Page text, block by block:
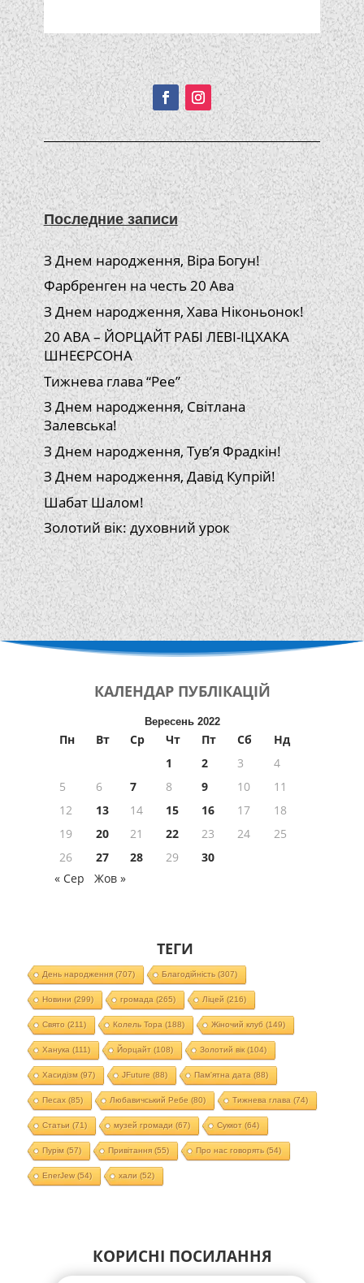
Подписывайтесь!
Последние записи
З Днем народження, Віра Богун!
Фарбренген на честь 20 Ава
З Днем народження, Хава Ніконьонок!
20 АВА – ЙОРЦАЙТ РАБІ ЛЕВІ-ІЦХАКА
ШНЕЄРСОНА
Тижнева глава “Рее”
З Днем народження, Світлана
Залевська!
З Днем народження, Тув’я Фрадкін!
З Днем народження, Давід Купрій!
Шабат Шалом!
Золотий вік: духовний урок
КАЛЕНДАР ПУБЛІКАЦІЙ
Вересень 2022
Пн Вт Ср Чт Пт Сб
Нд
1
2 3
4
5
6 7 8 9 10
11
12
13 14 15 16 17
18
19
20 21 22 23 24
25
26
27 28 29
30
« Сер
Жов »
ТЕГИ
День народження(707) Благодійність (307)
Новини (299) громада (265) Ліцей (216)
Свято (211) Колель Тора (188) Жіночий клуб (149)
Ханука (111) Йорцайт (108) Золотий вік(104)
Хасидізм (97) JFuture (88) Пам'ятна дата (88)
Песах(85) Любавичський Ребе (80) Тижнева глава (74)
Статьи (71) музей громади (67) Суккот (64)
Пурім (57) Привітання(55) Про нас говорять (54)
EnerJew(54) хали (52)
КОРИСНІ ПОСИЛАННЯ